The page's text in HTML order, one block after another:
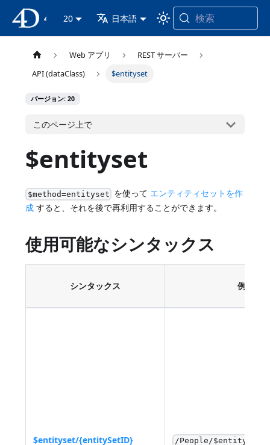
20 日本語 検索
Web アプリ
REST サーバー
API (dataClass)
$entityset
バージョン: 20
このページ上で
$entityset
$method=entityset を使って エンティティセットを作
成 すると、それを後で再利用することができます。
使用可能なシンタックス
シンタックス 例題
$entityset/{entitySetID} /People/$entityset/